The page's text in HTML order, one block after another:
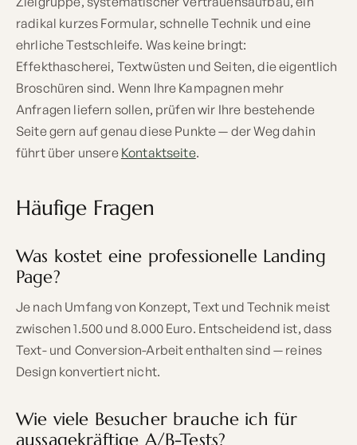
radikal kurzes Formular, schnelle Technik und eine
ehrliche Testschleife. Was keine bringt:
Effekthascherei, Textwüsten und Seiten, die eigentlich
Broschüren sind. Wenn Ihre Kampagnen mehr
Anfragen liefern sollen, prüfen wir Ihre bestehende
Seite gern auf genau diese Punkte — der Weg dahin
führt über unsere Kontaktseite.
Häufige Fragen
Was kostet eine professionelle Landing
Page?
Je nach Umfang von Konzept, Text und Technik meist
zwischen 1.500 und 8.000 Euro. Entscheidend ist, dass
Text- und Conversion-Arbeit enthalten sind — reines
Design konvertiert nicht.
Wie viele Besucher brauche ich für
aussagekräftige A/B-Tests?